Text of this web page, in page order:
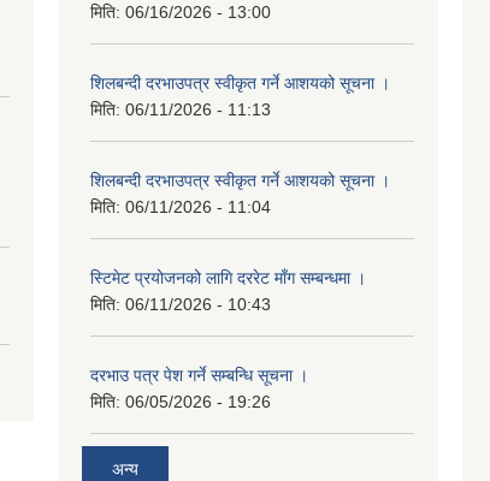
मिति: 06/16/2026 - 13:00
शिलबन्दी दरभाउपत्र स्वीकृत गर्ने आशयको सूचना ।
मिति: 06/11/2026 - 11:13
शिलबन्दी दरभाउपत्र स्वीकृत गर्ने आशयको सूचना ।
मिति: 06/11/2026 - 11:04
स्टिमेट प्रयोजनको लागि दररेट माँग सम्बन्धमा ।
मिति: 06/11/2026 - 10:43
दरभाउ पत्र पेश गर्ने सम्बन्धि सूचना ।
मिति: 06/05/2026 - 19:26
अन्य